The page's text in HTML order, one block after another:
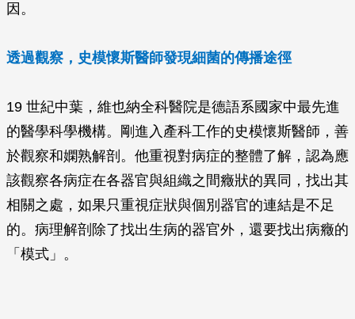
因。
透過觀察，史模懷斯醫師發現細菌的傳播途徑
19 世紀中葉，維也納全科醫院是德語系國家中最先進
的醫學科學機構。剛進入產科工作的史模懷斯醫師，善
於觀察和嫻熟解剖。他重視對病症的整體了解，認為應
該觀察各病症在各器官與組織之間癥狀的異同，找出其
相關之處，如果只重視症狀與個別器官的連結是不足
的。病理解剖除了找出生病的器官外，還要找出病癥的
「模式」。